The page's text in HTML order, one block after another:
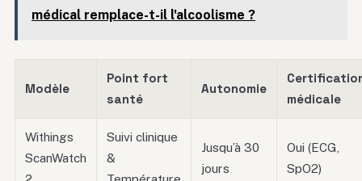
médical remplace-t-il l'alcoolisme ?
Modèle
Point fort
santé
Autonomie
médicale
Withings
ScanWatch
Suivi clinique
&
Jusqu’à 30
jours
Oui (ECG,
SpO2)